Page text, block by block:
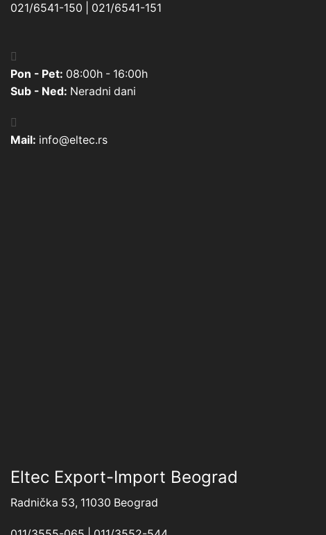
021/6541-150 | 021/6541-151
Pon - Pet: 08:00h - 16:00h
Sub - Ned: Neradni dani
Mail: info@eltec.rs
Eltec Export-Import Beograd
Radnička 53, 11030 Beograd